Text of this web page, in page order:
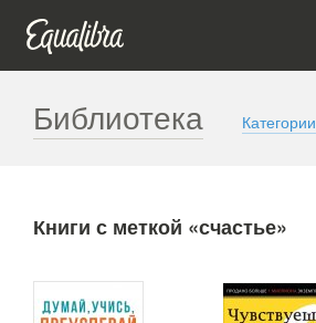
Библиотека Категории
Книги с меткой «счастье»